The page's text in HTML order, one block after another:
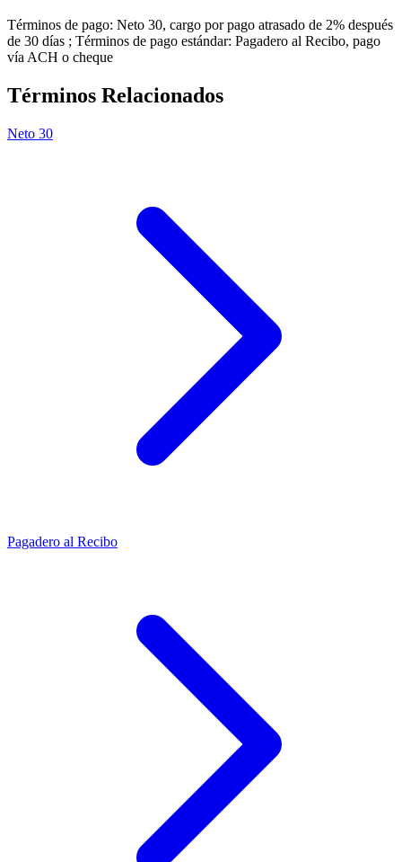
Términos de pago: Neto 30, cargo por pago atrasado de 2% después
de 30 días ; Términos de pago estándar: Pagadero al Recibo, pago
vía ACH o cheque
Términos Relacionados
Neto 30
Pagadero al Recibo